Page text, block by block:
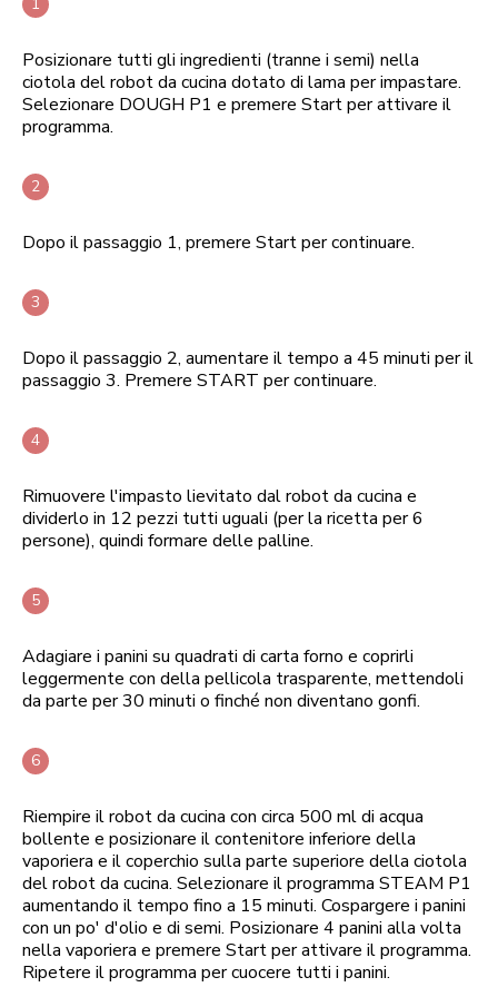
Posizionare tutti gli ingredienti (tranne i semi) nella
ciotola del robot da cucina dotato di lama per impastare.
Selezionare DOUGH P1 e premere Start per attivare il
programma.
Dopo il passaggio 1, premere Start per continuare.
Dopo il passaggio 2, aumentare il tempo a 45 minuti per il
passaggio 3. Premere START per continuare.
Rimuovere l'impasto lievitato dal robot da cucina e
dividerlo in 12 pezzi tutti uguali (per la ricetta per 6
persone), quindi formare delle palline.
Adagiare i panini su quadrati di carta forno e coprirli
leggermente con della pellicola trasparente, mettendoli
da parte per 30 minuti o finché non diventano gonfi.
Riempire il robot da cucina con circa 500 ml di acqua
bollente e posizionare il contenitore inferiore della
vaporiera e il coperchio sulla parte superiore della ciotola
del robot da cucina. Selezionare il programma STEAM P1
aumentando il tempo fino a 15 minuti. Cospargere i panini
con un po' d'olio e di semi. Posizionare 4 panini alla volta
nella vaporiera e premere Start per attivare il programma.
Ripetere il programma per cuocere tutti i panini.